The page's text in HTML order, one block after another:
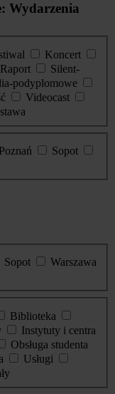
Wydarzenia
Koncert
Raport
Silent-
podyplomowe
Videocast
Poznań
Sopot
Sopot
Warszawa
Biblioteka
Instytuty i centra
Obsługa studenta
Usługi